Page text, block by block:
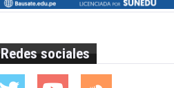
Redes sociales